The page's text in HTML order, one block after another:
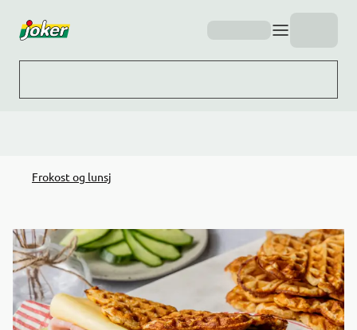
Frokost og lunsj